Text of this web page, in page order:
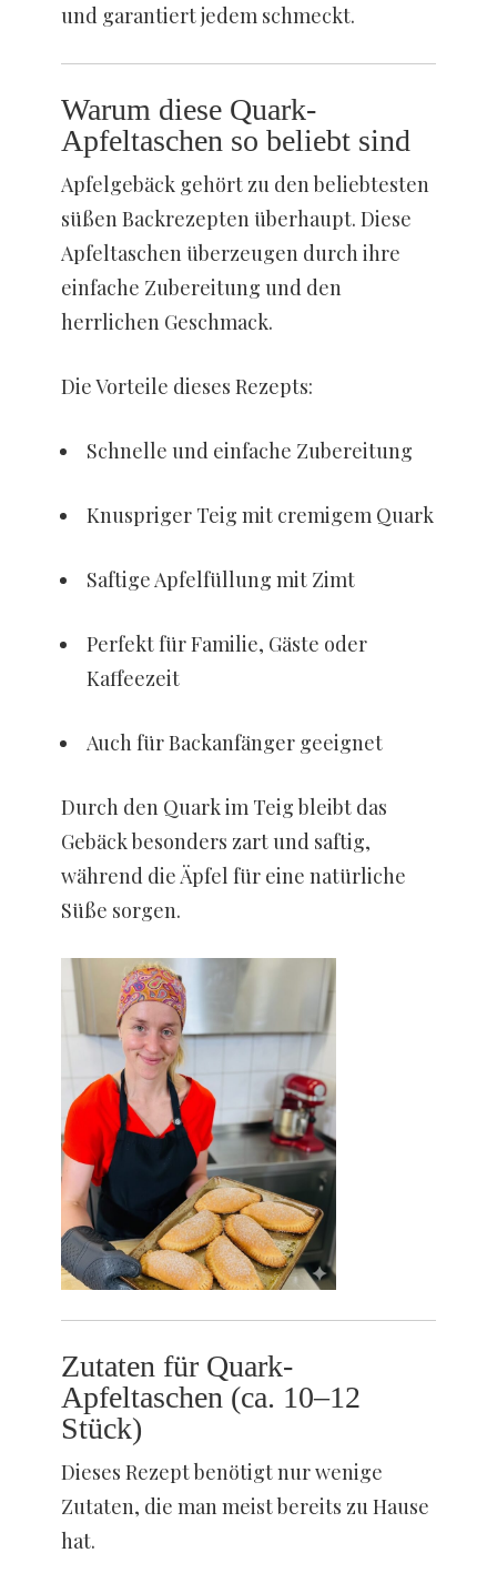
und garantiert jedem schmeckt.
Warum diese Quark-
Apfeltaschen so beliebt sind
Apfelgebäck gehört zu den beliebtesten
süßen Backrezepten überhaupt. Diese
Apfeltaschen überzeugen durch ihre
einfache Zubereitung und den
herrlichen Geschmack.
Die Vorteile dieses Rezepts:
Schnelle und einfache Zubereitung
Knuspriger Teig mit cremigem Quark
Saftige Apfelfüllung mit Zimt
Perfekt für Familie, Gäste oder
Kaffeezeit
Auch für Backanfänger geeignet
Durch den Quark im Teig bleibt das
Gebäck besonders zart und saftig,
während die Äpfel für eine natürliche
Süße sorgen.
Zutaten für Quark-
Apfeltaschen (ca. 10–12
Stück)
Dieses Rezept benötigt nur wenige
Zutaten, die man meist bereits zu Hause
hat.